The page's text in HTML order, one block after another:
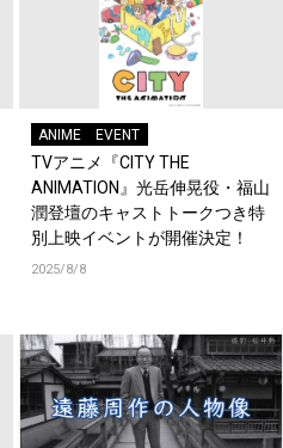
ANIME EVENT
TVアニメ『CITY THE
ANIMATION』光岳伸晃役・福山
潤登壇のキャストトークつき特
別上映イベントが開催決定！
2025/8/8